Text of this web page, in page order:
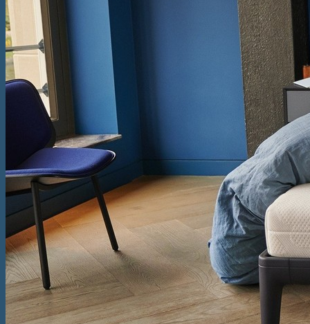
Somiere
Boxspring
Pat Boxspring Criade
Pat Boxspring Tone
Pat Boxspring Original
Pat Boxspring Kiruna
Paturi
Pat Original
Pat Essential
Pat Auronde
Pat Auping Royal
Pat Noa
Saltele
Saltea Evolve Y
Saltea Evolve X
Saltea Evolve I
Saltea Maestro
Saltea Vivo